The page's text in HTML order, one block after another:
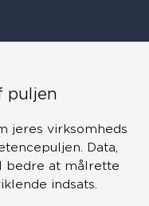
puljen
jeres virksomheds
Data,
bedre at målrette
indsats.